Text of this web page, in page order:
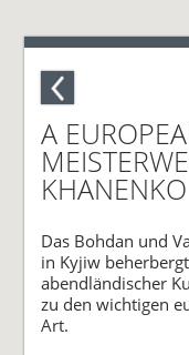
A
Das Bohdan und
in Kyjiw
abendländischer
zu den wichtigen
Art.